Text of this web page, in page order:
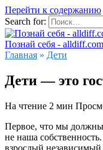
Перейти к содержанию
Search for:
Познай себя - alldiff.com
Главная » Дети
Дети — это
На чтение 2 мин
Первое, что мы
не наша
взрослый независимый